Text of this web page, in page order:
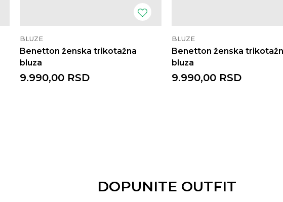
BLUZE
Benetton ženska trikotažna
bluza
9.990,00 RSD
BLUZE
Benetton ženska
bluza
9.990,00 RSD
DOPUNITE OUTFIT